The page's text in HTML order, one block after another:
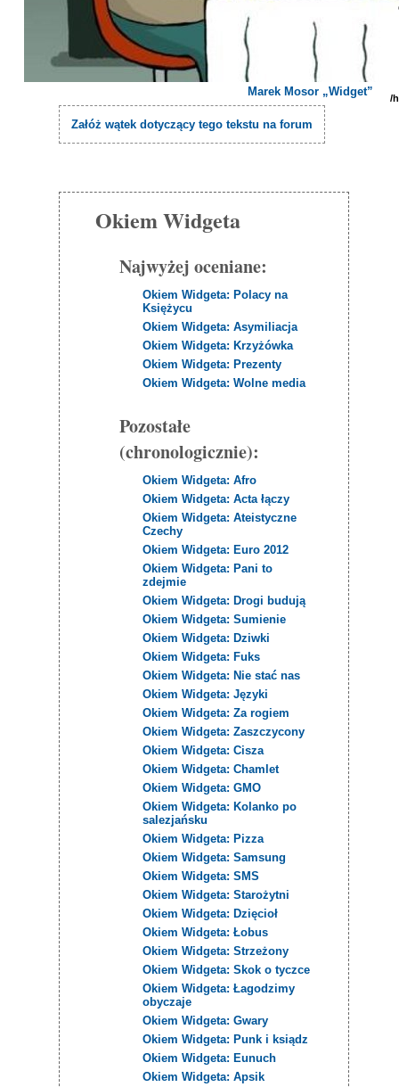
Marek Mosor „Widget”
Załóż wątek dotyczący tego tekstu na forum
Okiem Widgeta
Najwyżej oceniane:
Okiem Widgeta: Polacy na
Księżycu
Okiem Widgeta: Asymiliacja
Okiem Widgeta: Krzyżówka
Okiem Widgeta: Prezenty
Okiem Widgeta: Wolne media
Pozostałe
(chronologicznie):
Okiem Widgeta: Afro
Okiem Widgeta: Acta łączy
Okiem Widgeta: Ateistyczne
Czechy
Okiem Widgeta: Euro 2012
Okiem Widgeta: Pani to
zdejmie
Okiem Widgeta: Drogi budują
Okiem Widgeta: Sumienie
Okiem Widgeta: Dziwki
Okiem Widgeta: Fuks
Okiem Widgeta: Nie stać nas
Okiem Widgeta: Języki
Okiem Widgeta: Za rogiem
Okiem Widgeta: Zaszczycony
Okiem Widgeta: Cisza
Okiem Widgeta: Chamlet
Okiem Widgeta: GMO
Okiem Widgeta: Kolanko po
salezjańsku
Okiem Widgeta: Pizza
Okiem Widgeta: Samsung
Okiem Widgeta: SMS
Okiem Widgeta: Starożytni
Okiem Widgeta: Dzięcioł
Okiem Widgeta: Łobus
Okiem Widgeta: Strzeżony
Okiem Widgeta: Skok o tyczce
Okiem Widgeta: Łagodzimy
obyczaje
Okiem Widgeta: Gwary
Okiem Widgeta: Punk i ksiądz
Okiem Widgeta: Eunuch
Okiem Widgeta: Apsik
/